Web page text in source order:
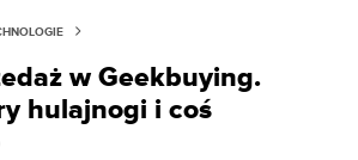
w Geekbuying.
hulajnogi i coś